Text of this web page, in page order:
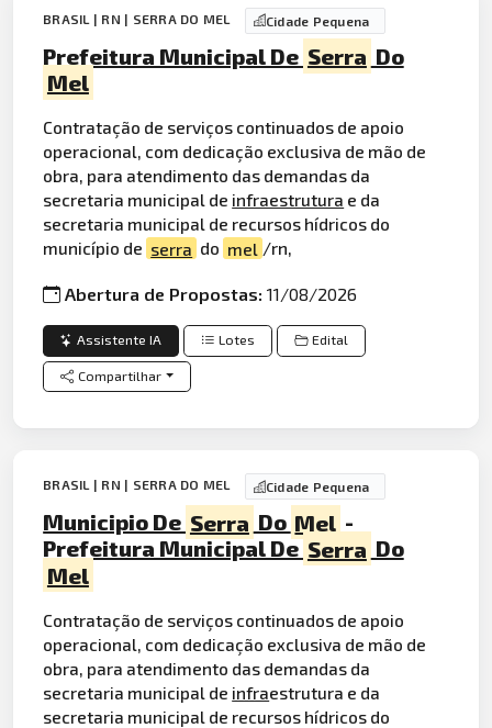
BRASIL | RN | SERRA DO MEL Cidade Pequena
Prefeitura Municipal De Serra Do
Mel
Contratação de serviços continuados de apoio
operacional, com dedicação exclusiva de mão de
obra, para atendimento das demandas da
secretaria municipal de infraestrutura e da
secretaria municipal de recursos hídricos do
município de serra do mel /rn,
Abertura de Propostas:11/08/2026
Assistente IA Lotes Edital
Compartilhar
BRASIL | RN | SERRA DO MEL Cidade Pequena
Municipio De Serra Do Mel -
Prefeitura Municipal De Serra Do
Mel
Contratação de serviços continuados de apoio
operacional, com dedicação exclusiva de mão de
obra, para atendimento das demandas da
secretaria municipal de infraestrutura e da
secretaria municipal de recursos hídricos do